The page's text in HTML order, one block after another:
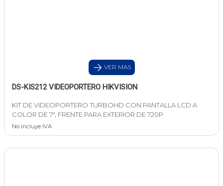
VER MAS
DS-KIS212 VIDEOPORTERO HIKVISION
KIT DE VIDEOPORTERO TURBOHD CON PANTALLA LCD A
COLOR DE 7", FRENTE PARA EXTERIOR DE 720P
No incluye IVA